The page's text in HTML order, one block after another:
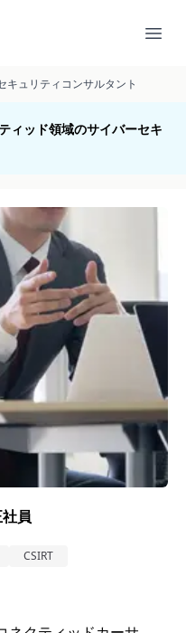
キュリティコンサルタント
ィッド領域のサイバーセキ
員
CSIRT